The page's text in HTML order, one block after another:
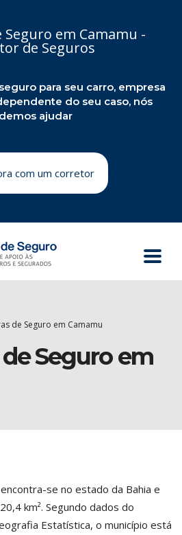
em Camamu -
de Seguros
para seu carro, empresa
do seu caso, nós
ajudar
com um corretor
de Seguro em Camamu
Seguro em
se no estado da Bahia e
km². Segundo dados do
Estatística, o município está